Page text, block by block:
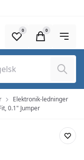
Søg
0 0
Elektronik-ledninger
0.1" Jumper